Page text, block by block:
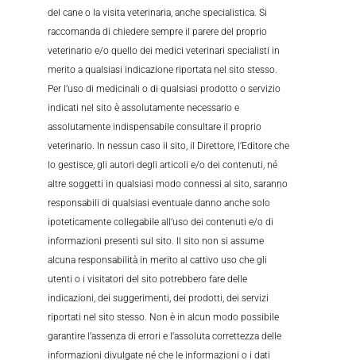
del cane o la visita veterinaria, anche specialistica. Si
raccomanda di chiedere sempre il parere del proprio
veterinario e/o quello dei medici veterinari specialisti in
merito a qualsiasi indicazione riportata nel sito stesso.
Per l’uso di medicinali o di qualsiasi prodotto o servizio
indicati nel sito è assolutamente necessario e
assolutamente indispensabile consultare il proprio
veterinario. In nessun caso il sito, il Direttore, l’Editore che
lo gestisce, gli autori degli articoli e/o dei contenuti, né
altre soggetti in qualsiasi modo connessi al sito, saranno
responsabili di qualsiasi eventuale danno anche solo
ipoteticamente collegabile all’uso dei contenuti e/o di
informazioni presenti sul sito. Il sito non si assume
alcuna responsabilità in merito al cattivo uso che gli
utenti o i visitatori del sito potrebbero fare delle
indicazioni, dei suggerimenti, dei prodotti, dei servizi
riportati nel sito stesso. Non è in alcun modo possibile
garantire l’assenza di errori e l’assoluta correttezza delle
informazioni divulgate né che le informazioni o i dati